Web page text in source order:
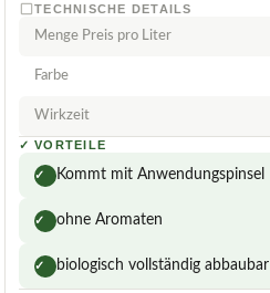
TECHNISCHE DETAILS
Menge Preis pro Liter
Farbe
Wirkzeit
✓ VORTEILE
✓ Kommt mit Anwendungspinsel
✓ ohne Aromaten
✓ biologisch vollständig abbaubar